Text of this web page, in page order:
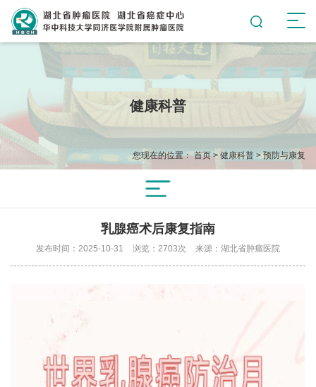
健康科普
您现在的位置： 首页> 健康科普 >预防与康复
乳腺癌术后康复指南
发布时间：2025-10-31 浏览：2703次 来源：湖北省肿瘤医院